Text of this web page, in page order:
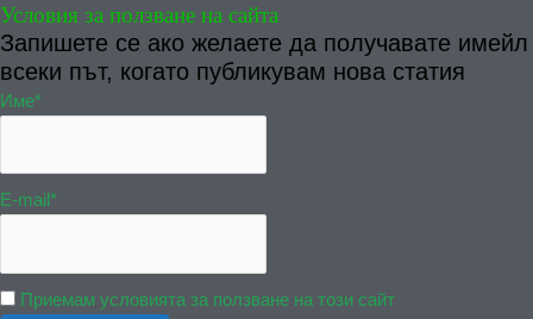
Условия за ползване на сайта
Запишете се ако желаете да получавате имейл
всеки път, когато публикувам нова статия
Име*
E-mail*
Приемам условията за ползване на този сайт